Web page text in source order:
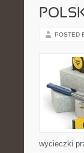
POSTED
wycieczki